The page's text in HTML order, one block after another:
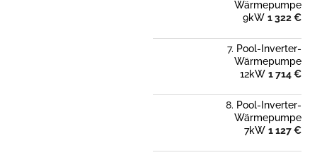
Wärmepumpe
9kW 1 322 €
Pool-Inverter-
Wärmepumpe
12kW 1 714 €
Pool-Inverter-
Wärmepumpe
7kW 1 127 €